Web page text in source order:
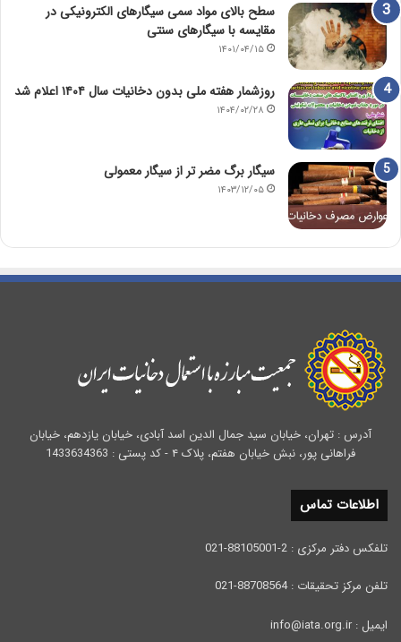
سطح بالای مواد سمی سیگارهای الکترونیکی در
مقایسه با سیگارهای سنتی
۱۴۰۱/۰۴/۱۵
روزشمار هفته ملی بدون دخانیات سال ۱۴۰۴ اعلام شد
۱۴۰۴/۰۲/۲۸
سیگار برگ مضر تر از سیگار معمولی
۱۴۰۳/۱۲/۰۵
آدرس : تهران، خیابان سید جمال الدین اسد آبادی، خیابان یازدهم، خیابان
فراهانی پور، نبش خیابان هفتم، پلاک ۴ - کد پستی : 1433634363
اطلاعات تماس
تلفکس دفتر مرکزی : 2-88105001-021
تلفن مرکز تحقیقات : 88708564-021
ایمیل : info@iata.org.ir